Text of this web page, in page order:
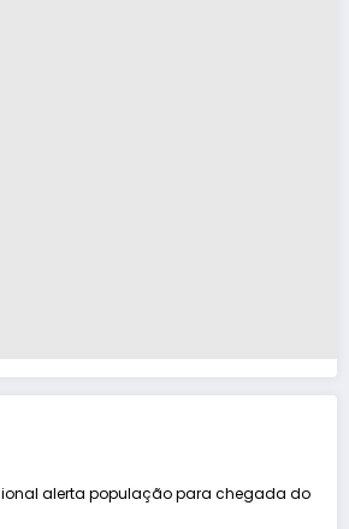
alerta população para chegada do